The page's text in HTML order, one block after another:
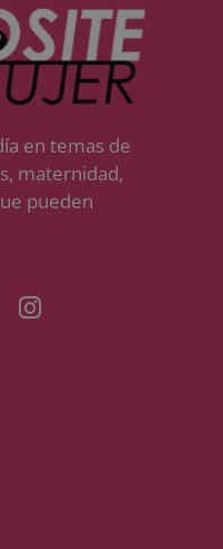
en temas de
maternidad,
pueden